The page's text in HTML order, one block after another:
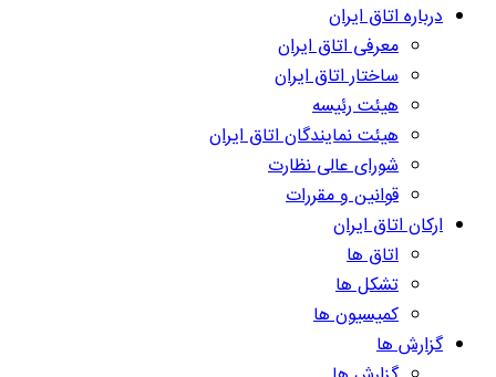
درباره اتاق ایران
معرفی اتاق ایران
ساختار اتاق ایران
هیئت رئیسه
هیئت نمایندگان اتاق ایران
شورای عالی نظارت
قوانین و مقررات
ارکان اتاق ایران
اتاق ها
تشکل ها
کمیسیون ها
گزارش ها